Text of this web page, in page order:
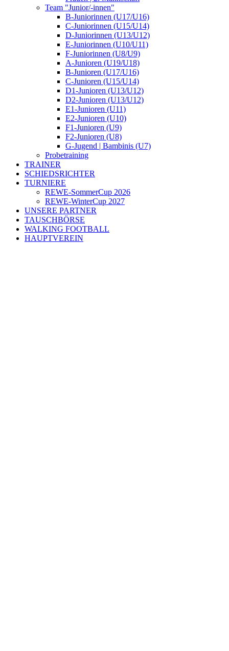
Team "Junior/-innen"
B-Juniorinnen (U17/U16)
C-Juniorinnen (U15/U14)
D-Juniorinnen (U13/U12)
E-Juniorinnen (U10/U11)
F-Juniorinnen (U8/U9)
A-Junioren (U19/U18)
B-Junioren (U17/U16)
C-Junioren (U15/U14)
D1-Junioren (U13/U12)
D2-Junioren (U13/U12)
E1-Junioren (U11)
E2-Junioren (U10)
F1-Junioren (U9)
F2-Junioren (U8)
G-Jugend | Bambinis (U7)
Probetraining
TRAINER
SCHIEDSRICHTER
TURNIERE
REWE-SommerCup 2026
REWE-WinterCup 2027
UNSERE PARTNER
TAUSCHBÖRSE
WALKING FOOTBALL
HAUPTVEREIN